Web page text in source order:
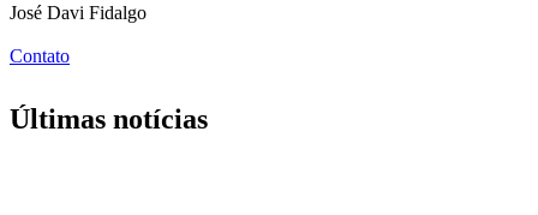
José Davi Fidalgo
Contato
Últimas notícias